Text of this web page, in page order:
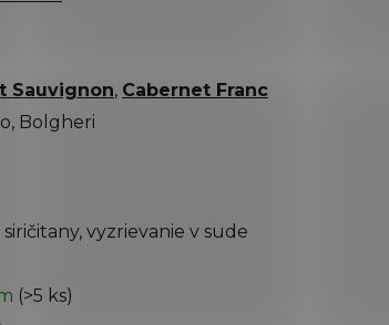
Sauvignon, Cabernet Franc
Bolgheri
vyzrievanie v sude
(>5 ks)